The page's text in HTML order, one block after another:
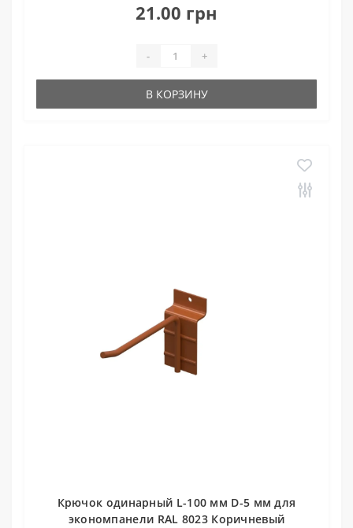
21.00 грн
- +
В КОРЗИНУ
Крючок одинарный L-100 мм D-5 мм для
экономпанели RAL 8023 Коричневый